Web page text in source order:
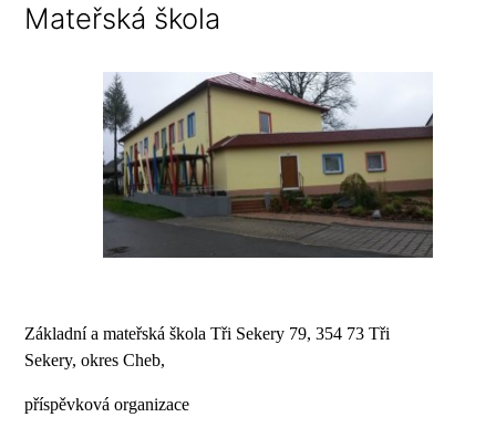
Mateřská škola
Základní a mateřská škola Tři Sekery 79, 354 73 Tři
Sekery, okres Cheb,
příspěvková organizace